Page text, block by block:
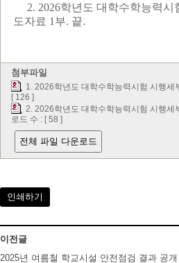
2. 2026학년도 대학수학능력시
도자료 1 부. 끝.
첨부파일
1. 2026학년도 대학수학능력시험 시행세
[ 126 ]
2. 2026학년도 대학수학능력시험 시행세
로드 수 : [ 58 ]
전체 파일 다운로드
인쇄하기
이전글
2025년 여름철 학교시설 안전점검 결과 공개